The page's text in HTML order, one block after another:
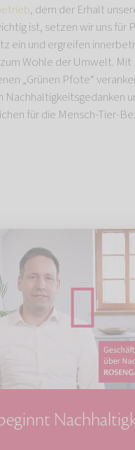
, dem der Erhalt
ist, setzen wir uns für
ein und ergreifen
Wohle der Umwelt. Mit
„Grünen Pfote“
Nachhaltigkeitsgedanken
für die Mensch-Tier-